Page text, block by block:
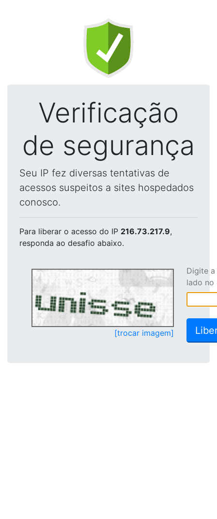
Verificação
de segurança
Seu IP fez diversas tentativas de
acessos suspeitos a sites hospedados
conosco.
Para liberar o acesso do IP 216.73.217.9,
responda ao desafio abaixo.
[trocar imagem]
Digite
lado no